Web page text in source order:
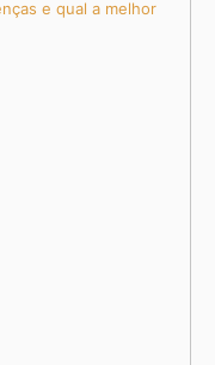
e qual a melhor